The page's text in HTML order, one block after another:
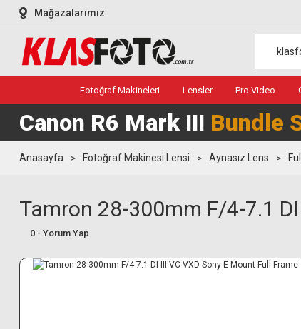
Mağazalarımız
Fotoğraf Makineleri Lensler Pro Video
Canon R6 Mark III Bundle
Anasayfa Fotoğraf Makinesi Lensi Aynasız Lens
Tamron 28-300mm F/4-7.1
0 - Yorum Yap